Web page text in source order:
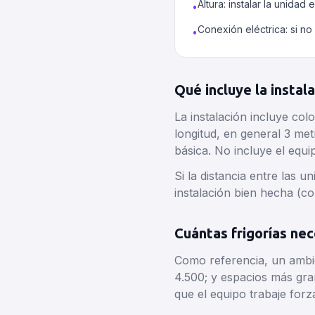
•Altura: instalar la unidad
•Conexión eléctrica: si
Qué incluye la
La instalación incluye
longitud, en general 3
básica. No incluye el
Si la distancia entre las
instalación bien hecha
Cuántas frigorías
Como referencia, un
4.500; y espacios más
que el equipo trabaje